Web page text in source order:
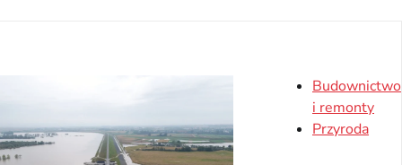
Budownictwo
i remonty
Przyroda